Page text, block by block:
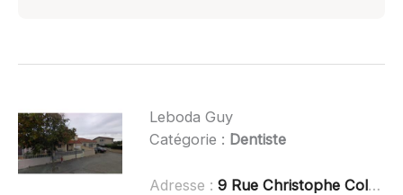
Leboda Guy
Catégorie : Dentiste
Adresse : 9 Rue Christophe Colomb, 66430 Bompas